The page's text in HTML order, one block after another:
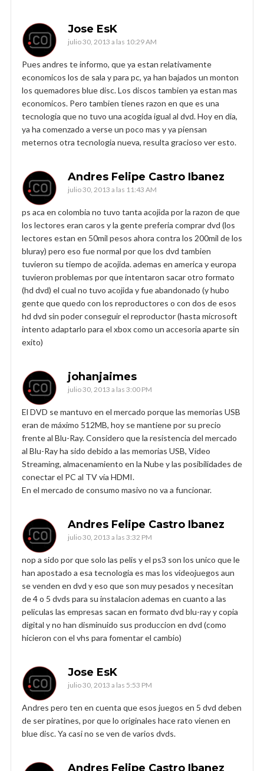
Jose EsK
julio 30, 2013 a las 10:29 AM
Pues andres te informo, que ya estan relativamente
economicos los de sala y para pc, ya han bajados un monton
los quemadores blue disc. Los discos tambien ya estan mas
economicos. Pero tambien tienes razon en que es una
tecnologia que no tuvo una acogida igual al dvd. Hoy en dia,
ya ha comenzado a verse un poco mas y ya piensan
meternos otra tecnologia nueva, resulta gracioso ver esto.
Andres Felipe Castro Ibanez
julio 30, 2013 a las 11:43 AM
ps aca en colombia no tuvo tanta acojida por la razon de que
los lectores eran caros y la gente preferia comprar dvd (los
lectores estan en 50mil pesos ahora contra los 200mil de los
bluray) pero eso fue normal por que los dvd tambien
tuvieron su tiempo de acojida. ademas en america y europa
tuvieron problemas por que intentaron sacar otro formato
(hd dvd) el cual no tuvo acojida y fue abandonado (y hubo
gente que quedo con los reproductores o con dos de esos
hd dvd sin poder conseguir el reproductor (hasta microsoft
intento adaptarlo para el xbox como un accesoria aparte sin
exito)
johanjaimes
julio 30, 2013 a las 3:00 PM
El DVD se mantuvo en el mercado porque las memorias USB
eran de máximo 512MB, hoy se mantiene por su precio
frente al Blu-Ray. Considero que la resistencia del mercado
al Blu-Ray ha sido debido a las memorias USB, Video
Streaming, almacenamiento en la Nube y las posibilidades de
conectar el PC al TV vía HDMI.
En el mercado de consumo masivo no va a funcionar.
Andres Felipe Castro Ibanez
julio 30, 2013 a las 3:32 PM
nop a sido por que solo las pelis y el ps3 son los unico que le
han apostado a esa tecnologia es mas los videojuegos aun
se venden en dvd y eso que son muy pesados y necesitan
de 4 o 5 dvds para su instalacion ademas en cuanto a las
peliculas las empresas sacan en formato dvd blu-ray y copia
digital y no han disminuido sus produccion en dvd (como
hicieron con el vhs para fomentar el cambio)
Jose EsK
julio 30, 2013 a las 5:53 PM
Andres pero ten en cuenta que esos juegos en 5 dvd deben
de ser piratines, por que lo originales hace rato vienen en
blue disc. Ya casi no se ven de varios dvds.
Andres Felipe Castro Ibanez